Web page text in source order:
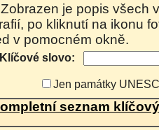
Zobrazen je popis všech vyhledaných
po kliknutí na ikonu
v pomocném okně.
Klíčové slovo:
Jen památky
seznam